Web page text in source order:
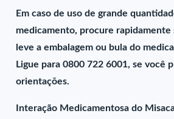
Em caso de uso de grande
medicamento, procure rapidamente
leve a embalagem ou bula do
Ligue para 0800 722 6001, se você
orientações.
Interação Medicamentosa do